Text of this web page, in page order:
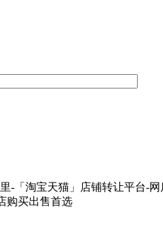
-「淘宝天猫」店铺转让平台-